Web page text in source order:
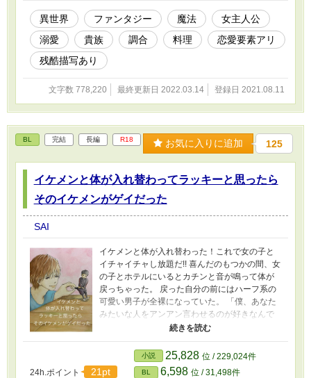
異世界 ファンタジー 魔法
女主人公
溺愛
貴族 調合 料理
恋愛要素アリ
残酷描写あり
文字数 778,220 最終更新日 2022.03.14 登録日 2021.08.11
BL 完結 長編 R18 お気に入りに追加 125
イケメンと体が入れ替わってラッキーと思ったら
そのイケメンがゲイだった
SAI
イケメンと体が入れ替わった！これで女の子と
イチャイチャし放題だ!! 喜んだのもつかの間、女
の子とホテルにいるとカチンと音が鳴って体が
戻っちゃった。 戻った自分の前にはハーフ系の
可愛い男子が全裸になっていた。 「僕、あなた
みたいな人をアンアン言わせるのが好きなんで
すよ」 男のナニが圭太のアソコに……。圭太の
運命はいかに。 体が入れ替わったり戻ったりを
繰り返すドタバタラブロマンス。 ※予告なく性
描写が入ります。ご注意ください。 ※最終話に
24h.ポイント 21pt
小説 25,828 位 / 229,024件
BL 6,598 位 / 31,498件